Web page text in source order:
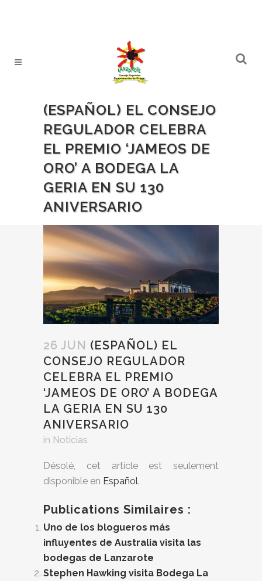
(ESPAÑOL) EL CONSEJO
REGULADOR CELEBRA
EL PREMIO ‘JAMEOS DE
ORO’ A BODEGA LA
GERIA EN SU 130
ANIVERSARIO
26 JUN (ESPAÑOL) EL
CONSEJO REGULADOR
CELEBRA EL PREMIO
‘JAMEOS DE ORO’ A BODEGA
LA GERIA EN SU 130
ANIVERSARIO
in Noticias
Désolé, cet article est seulement
disponible en Español.
Publications Similaires :
Uno de los blogueros más
influyentes de Australia visita las
bodegas de Lanzarote
Stephen Hawking visita Bodega La